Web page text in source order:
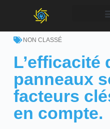
NON CLASSÉ
L’efficacité
panneaux
facteurs
en compte.